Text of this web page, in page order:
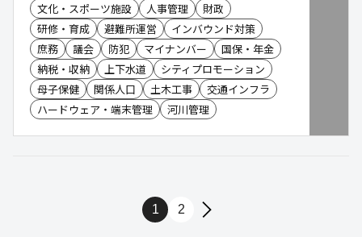
文化・スポーツ施設
人事管理
財政
研修・育成
避難所運営
インバウンド対策
庶務
議会 防犯 マイナンバー
国保・年金
納税・収納
上下水道
シティプロモーション
母子保健
関係人口 土木工事
交通インフラ
ハードウェア・端末管理
河川管理
1 2